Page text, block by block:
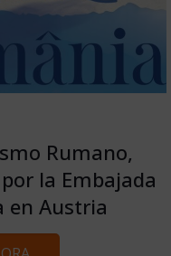
Rumano,
la Embajada
en Austria